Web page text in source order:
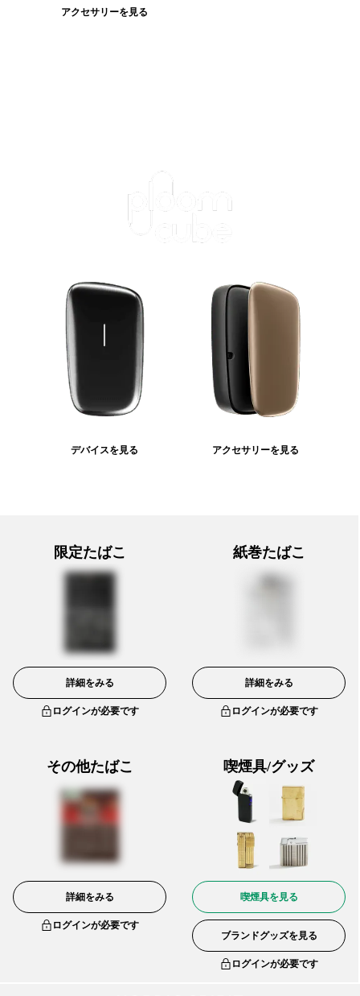
アクセサリーを見る
デバイスを見る アクセサリーを見る
限定たばこ
詳細をみる
ログインが必要です
紙巻たばこ
詳細をみる
ログインが必要です
その他たばこ
詳細をみる
ログインが必要です
喫煙具/グッズ
喫煙具を見る
ブランドグッズを見る
ログインが必要です